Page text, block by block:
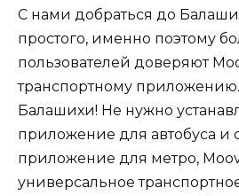
С нами добраться до
простого, именно поэтому
пользователей доверяют
транспортному
Балашихи! Не нужно
приложение для автобуса и
приложение для метро,
универсальное